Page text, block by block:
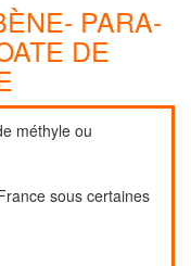
PARA-
DE
méthyle ou
sous certaines